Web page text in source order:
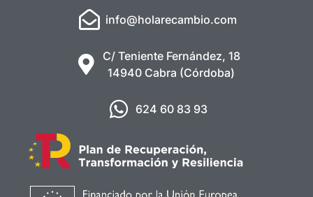
info@holarecambio.com
C/ Teniente Fernández, 18
14940 Cabra (Córdoba)
624 60 83 93